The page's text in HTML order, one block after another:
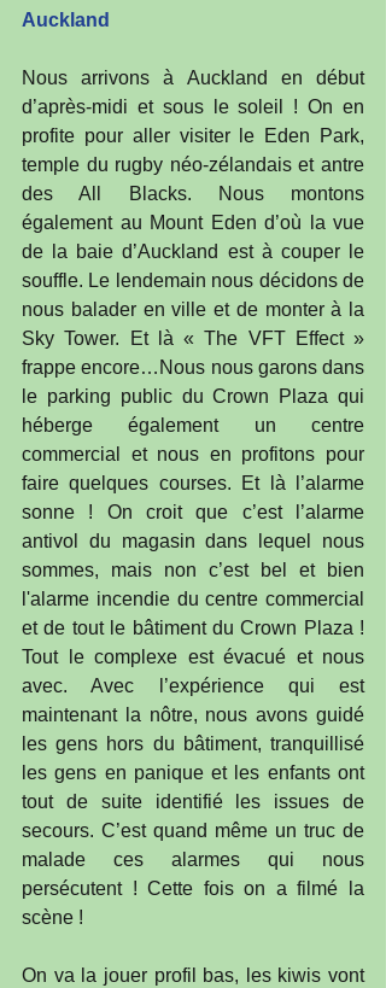
Auckland
Nous arrivons à Auckland en début
d’après-midi et sous le soleil ! On en
profite pour aller visiter le Eden Park,
temple du rugby néo-zélandais et antre
des All Blacks. Nous montons
également au Mount Eden d’où la vue
de la baie d’Auckland est à couper le
souffle. Le lendemain nous décidons de
nous balader en ville et de monter à la
Sky Tower. Et là « The VFT Effect »
frappe encore…Nous nous garons dans
le parking public du Crown Plaza qui
héberge également un centre
commercial et nous en profitons pour
faire quelques courses. Et là l’alarme
sonne ! On croit que c’est l’alarme
antivol du magasin dans lequel nous
sommes, mais non c’est bel et bien
l'alarme incendie du centre commercial
et de tout le bâtiment du Crown Plaza !
Tout le complexe est évacué et nous
avec. Avec l’expérience qui est
maintenant la nôtre, nous avons guidé
les gens hors du bâtiment, tranquillisé
les gens en panique et les enfants ont
tout de suite identifié les issues de
secours. C’est quand même un truc de
malade ces alarmes qui nous
persécutent ! Cette fois on a filmé la
scène !
On va la jouer profil bas, les kiwis vont